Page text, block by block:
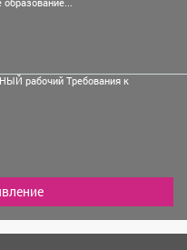
рабочий Требования к